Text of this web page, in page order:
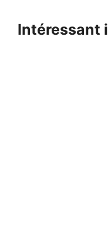
contentIntéressant